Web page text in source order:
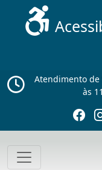
Atendimento de
às